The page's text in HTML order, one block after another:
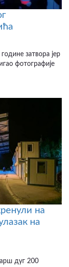
затвора јер
фотографије
на
на
дуг 200